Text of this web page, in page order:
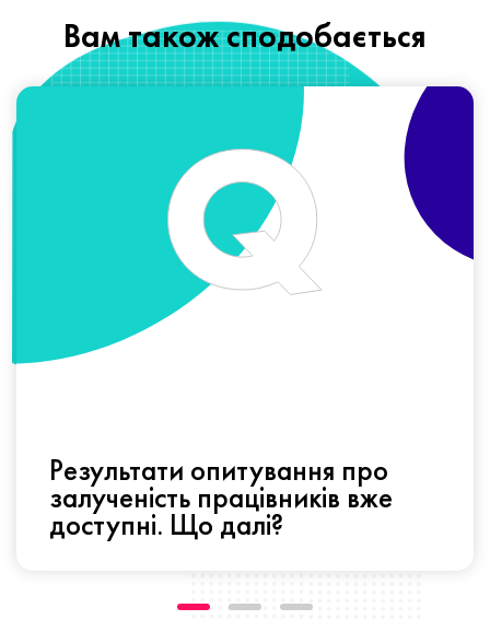
Вам також сподобається
Результати опитування про
залученість працівників вже
доступні. Що далі?